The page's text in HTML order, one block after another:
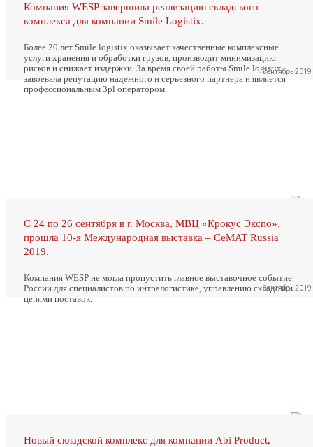
Компания WESP завершила реализацию складского
комплекса для компании Smile Logistix.
Более 20 лет Smile logistix оказывает качественные комплексные
услуги хранения и обработки грузов, производит минимизацию
рисков и снижает издержки. За время своей работы Smile logistix
завоевала репутацию надежного и серьезного партнера и является
профессиональным 3pl оператором.
Сентябрь 2019
С 24 по 26 сентября в г. Москва, МВЦ «Крокус Экспо»,
прошла 10-я Международная выставка – CeMAT Russia
2019.
Компания WESP не могла пропустить главное выставочное событие
России для специалистов по интралогистике, управлению складом и
цепями поставок.
Сентябрь 2019
Новый складской комплекс для компании Abi Product,